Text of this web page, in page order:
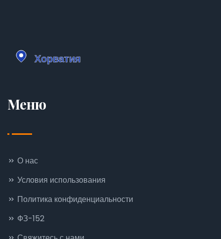
Меню
О нас
Условия использования
Политика конфиденциальности
ФЗ-152